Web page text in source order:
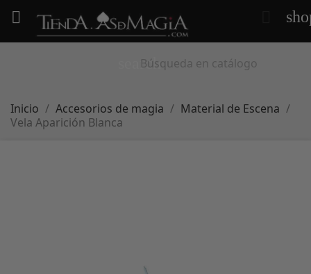

search
Inicio Accesorios de magia
Material de Escena
Vela Aparición Blanca